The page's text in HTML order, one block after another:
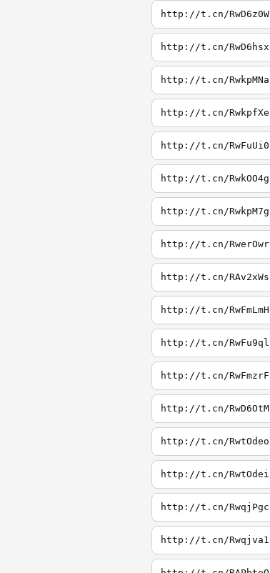
http://t.cn/RwD6z0W
http://t.cn/RwD6hsx
http://t.cn/RwkpMNa
http://t.cn/RwkpfXe
http://t.cn/RwFuUi0
http://t.cn/RwkOO4g
http://t.cn/RwkpM7g
http://t.cn/RwerOwr
http://t.cn/RAv2xWs
http://t.cn/RwFmLmH
http://t.cn/RwFu9ql
http://t.cn/RwFmzrF
http://t.cn/RwD6OtM
http://t.cn/RwtOdeo
http://t.cn/RwtOdei
http://t.cn/RwqjPgc
http://t.cn/Rwqjva1